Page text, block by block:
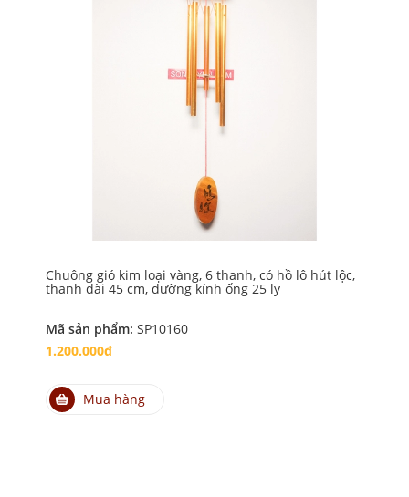
Chuông gió kim loại vàng, 6 thanh, có hồ lô hút lộc,
thanh dài 45 cm, đường kính ống 25 ly
Mã sản phẩm: SP10160
1.200.000₫
Mua hàng